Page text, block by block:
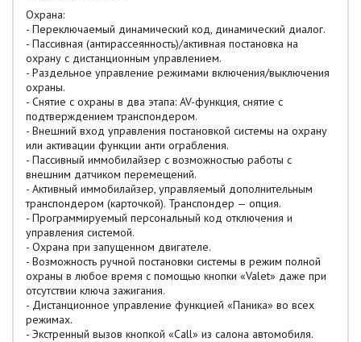
Охрана:
- Переключаемый динамический код, динамический диалог.
- Пассивная (антирассеянность)/активная постановка на
охрану с дистанционным управлением.
- Раздельное управление режимами включения/выключения
охраны.
- Снятие с охраны в два этапа: AV-функция, снятие с
подтверждением транспондером.
- Внешний вход управления постановкой системы на охрану
или активации функции анти ограбления.
- Пассивный иммобилайзер с возможностью работы с
внешним датчиком перемещений.
- Активный иммобилайзер, управляемый дополнительным
транспондером (карточкой). Транспондер — опция.
- Программируемый персональный код отключения и
управления системой.
- Охрана при запущенном двигателе.
- Возможность ручной постановки системы в режим полной
охраны в любое время с помощью кнопки «Valet» даже при
отсутствии ключа зажигания.
- Дистанционное управление функцией «Паника» во всех
режимах.
- Экстренный вызов кнопкой «Call» из салона автомобиля.